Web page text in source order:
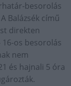
besorolás
Balázsék című
direkten
os besorolás
nem
és hajnali 5 óra